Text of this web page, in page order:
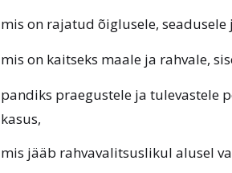
mis on rajatud õiglusele, seadusele
mis on kaitseks maale ja rahvale,
pandiks praegustele ja tulevastele
kasus,
mis jääb rahvavalitsuslikul alusel